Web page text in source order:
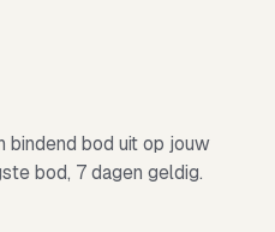
bindend bod uit op jouw
bod, 7 dagen geldig.